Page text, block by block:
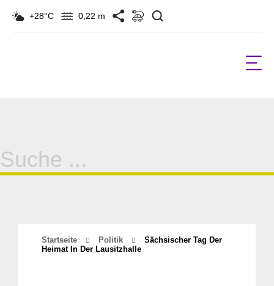
+28°C 0,22 m
Suche
für:
Startseite Politik
Sächsischer Tag Der
Heimat In Der Lausitzhalle